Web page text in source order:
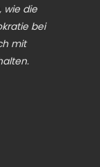
wie die
bei
mit